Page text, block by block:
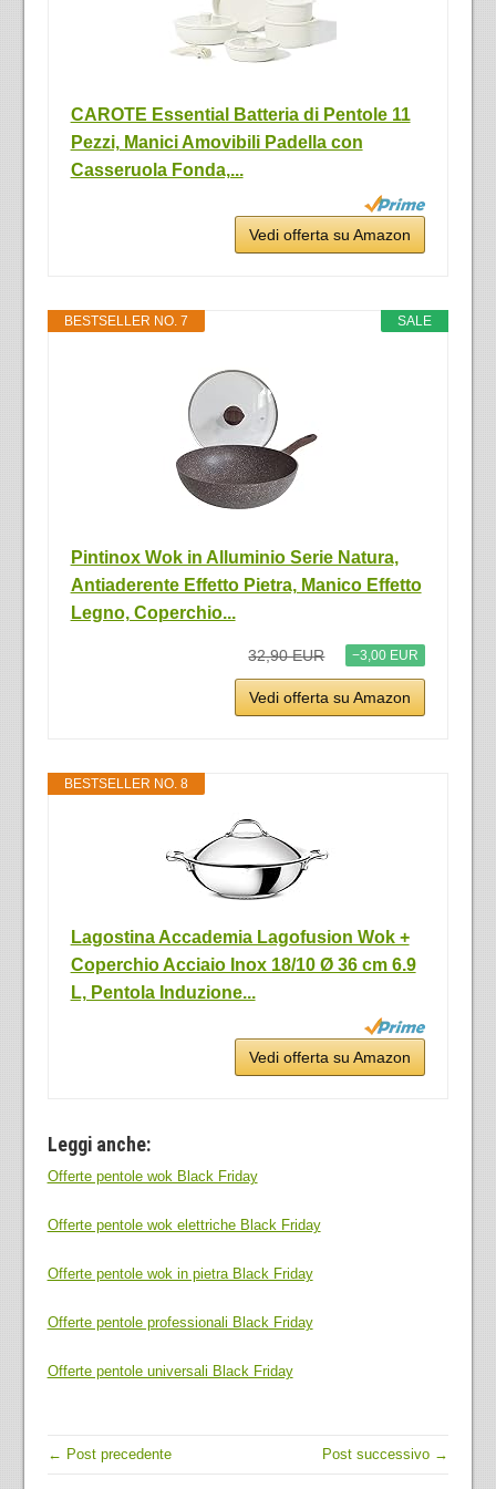
CAROTE Essential Batteria di Pentole 11
Pezzi, Manici Amovibili Padella con
Casseruola Fonda,...
Vedi offerta su Amazon
SALE
BESTSELLER NO. 7
Pintinox Wok in Alluminio Serie Natura,
Antiaderente Effetto Pietra, Manico Effetto
Legno, Coperchio...
32,90 EUR −3,00 EUR
Vedi offerta su Amazon
BESTSELLER NO. 8
Lagostina Accademia Lagofusion Wok +
Coperchio Acciaio Inox 18/10 Ø 36 cm 6.9
L, Pentola Induzione...
Vedi offerta su Amazon
Leggi anche:
Offerte pentole wok Black Friday
Offerte pentole wok elettriche Black Friday
Offerte pentole wok in pietra Black Friday
Offerte pentole professionali Black Friday
Offerte pentole universali Black Friday
← Post precedente Post successivo →